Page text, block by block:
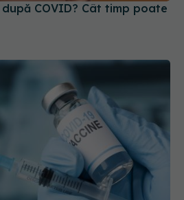
COVID? Cât timp poate